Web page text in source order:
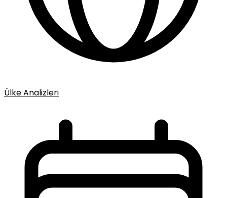
Ülke Analizleri